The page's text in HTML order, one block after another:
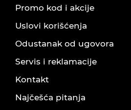
Promo kod i akcije
Uslovi korišćenja
Odustanak od ugovora
Servis i reklamacije
Kontakt
Najčešća pitanja